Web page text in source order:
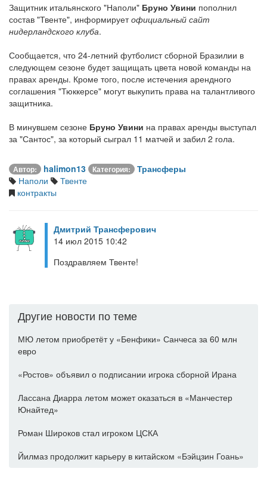
Защитник итальянского "Наполи" Бруно Увини пополнил
состав "Твенте", информируетофициальный сайт
нидерландского клуба.
Сообщается, что 24-летний футболист сборной Бразилии в
следующем сезоне будет защищать цвета новой команды на
правах аренды. Кроме того, после истечения арендного
соглашения "Тюккерсе" могут выкупить права на талантливого
защитника.
В минувшем сезоне Бруно Увини на правах аренды выступал
за "Сантос", за который сыграл 11 матчей и забил 2 гола.
Автор: halimon13 Категория:
Трансферы
Наполи
Твенте
контракты
Дмитрий Трансферович
14 июл 2015 10:42
Поздравляем Твенте!
Другие новости по теме
МЮ летом приобретёт у «Бенфики» Санчеса за 60 млн
евро
«Ростов» объявил о подписании игрока сборной Ирана
Лассана Диарра летом может оказаться в «Манчестер
Юнайтед»
Роман Широков стал игроком ЦСКА
Йилмаз продолжит карьеру в китайском «Бэйцзин Гоань»